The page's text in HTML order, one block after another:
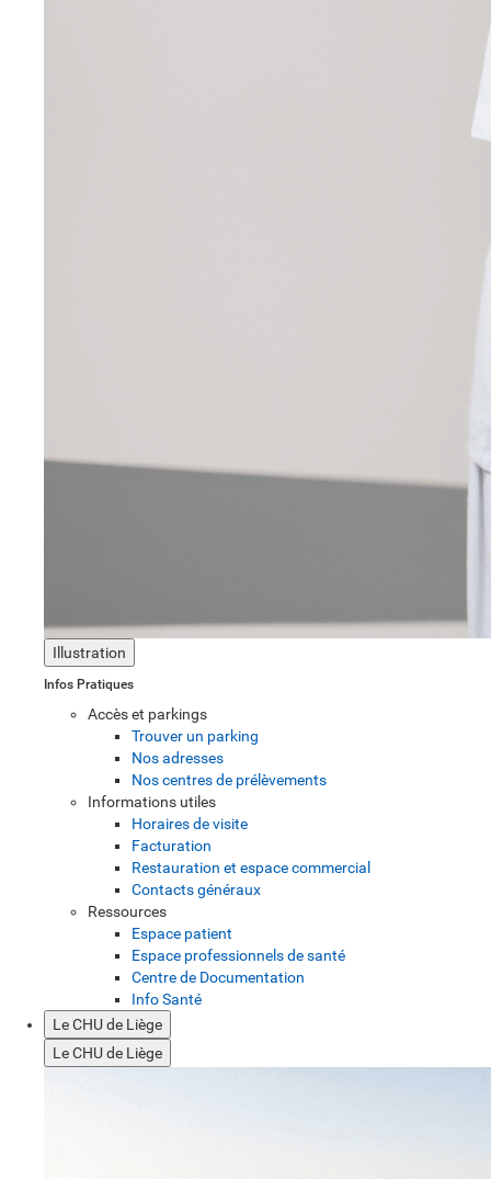
Illustration
Infos Pratiques
Accès et parkings
Trouver un parking
Nos adresses
Nos centres de prélèvements
Informations utiles
Horaires de visite
Facturation
Restauration et espace commercial
Contacts généraux
Ressources
Espace patient
Espace professionnels de santé
Centre de Documentation
Info Santé
Le CHU de Liège
Le CHU de Liège